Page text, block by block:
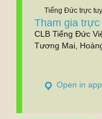
Tiếng Đức trực
Tham gia trực
CLB Tiếng Đức
Tương Mai,
Open in app